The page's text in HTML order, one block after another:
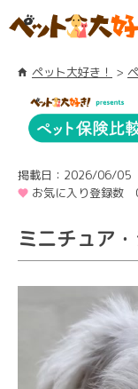
ペット大好き！
掲載日：2026/06/05
お気に入り登録数
ミニチュア